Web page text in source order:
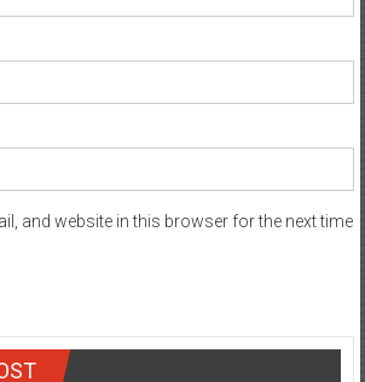
and website in this browser for the next time